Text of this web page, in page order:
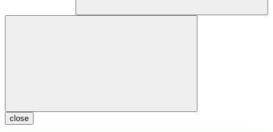
close